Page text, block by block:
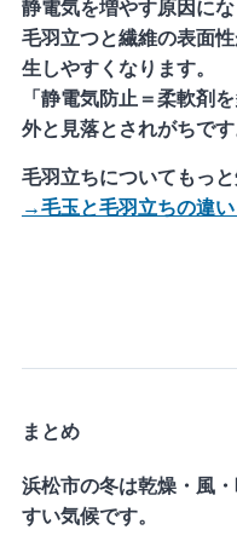
静電気を増やす原因にな
毛羽立つと繊維の表面
生しやすくなります。
「静電気防止＝柔軟剤
外と見落とされがちです
毛羽立ちについてもっ
→毛玉と毛羽立ちの違い
まとめ
浜松市の冬は乾燥・風
すい気候です。